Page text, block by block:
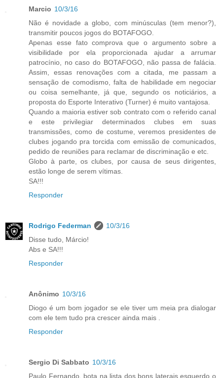
Marcio 10/3/16
Não é novidade a globo, com minúsculas (tem menor?),
transmitir poucos jogos do BOTAFOGO.
Apenas esse fato comprova que o argumento sobre a
visibilidade por ela proporcionada ajudar a arrumar
patrocínio, no caso do BOTAFOGO, não passa de falácia.
Assim, essas renovações com a citada, me passam a
sensação de comodismo, falta de habilidade em negociar
ou coisa semelhante, já que, segundo os noticiários, a
proposta do Esporte Interativo (Turner) é muito vantajosa.
Quando a maioria estiver sob contrato com o referido canal
e este privilegiar determinados clubes em suas
transmissões, como de costume, veremos presidentes de
clubes jogando pra torcida com emissão de comunicados,
pedido de reuniões para reclamar de discriminação e etc.
Globo à parte, os clubes, por causa de seus dirigentes,
estão longe de serem vítimas.
SA!!!
Responder
Rodrigo Federman
10/3/16
Disse tudo, Márcio!
Abs e SA!!!
Responder
Anônimo 10/3/16
Diogo é um bom jogador se ele tiver um meia pra dialogar
com ele tem tudo pra crescer ainda mais .
Responder
Sergio Di Sabbato 10/3/16
Paulo Fernando, bota na lista dos bons laterais esquerdo o